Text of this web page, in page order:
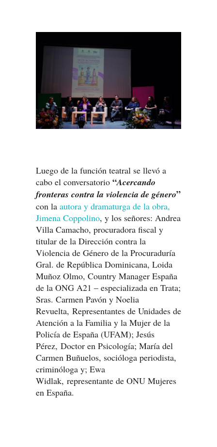
Luego de la función teatral se llevó a
cabo el conversatorio “Acercando
fronteras contra la violencia de género”
con la autora y dramaturga de la obra,
Jimena Coppolino, y los señores: Andrea
Villa Camacho, procuradora fiscal y
titular de la Dirección contra la
Violencia de Género de la Procuraduría
Gral. de República Dominicana, Loida
Muñoz Olmo, Country Manager España
de la ONG A21 – especializada en Trata;
Sras. Carmen Pavón y Noelia
Revuelta, Representantes de Unidades de
Atención a la Familia y la Mujer de la
Policía de España (UFAM); Jesús
Pérez, Doctor en Psicología; María del
Carmen Buñuelos, socióloga periodista,
criminóloga y; Ewa
Widlak, representante de ONU Mujeres
en España.